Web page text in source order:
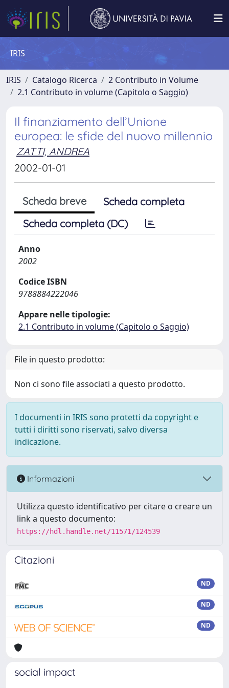
IRIS
IRIS Catalogo Ricerca
2 Contributo in Volume
2.1 Contributo in volume (Capitolo o Saggio)
Il finanziamento dell’Unione
europea: le sfide del nuovo millennio
ZATTI, ANDREA
2002-01-01
Scheda breve
Scheda completa
Scheda completa (DC)
Anno
2002
Codice ISBN
9788884222046
Appare nelle tipologie:
2.1 Contributo in volume (Capitolo o Saggio)
File in questo prodotto:
Non ci sono file associati a questo prodotto.
I documenti in IRIS sono protetti da copyright e
tutti i diritti sono riservati, salvo diversa
indicazione.
Informazioni
Utilizza questo identificativo per citare o creare un
link a questo documento:
https://hdl.handle.net/11571/124539
Citazioni
ND
ND
ND
social impact